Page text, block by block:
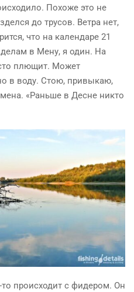
Похоже это не
до трусов. Ветра нет,
что на календаре 21
в Мену, я один. На
плющит. Может
в воду. Стою, привыкаю,
«Раньше в Десне никто
происходит с фидером. Он